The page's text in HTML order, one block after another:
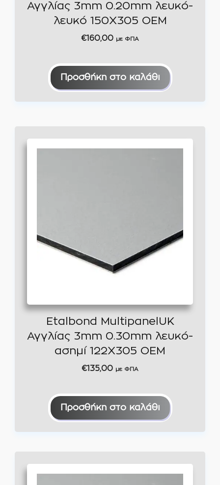
Αγγλίας 3mm 0.20mm λευκό-
λευκό 150Χ305 ΟΕΜ
€160,00 με ΦΠΑ
Προσθήκη στο καλάθι
Etalbond MultipanelUK
Αγγλίας 3mm 0.30mm λευκό-
ασημί 122Χ305 OEM
€135,00 με ΦΠΑ
Προσθήκη στο καλάθι